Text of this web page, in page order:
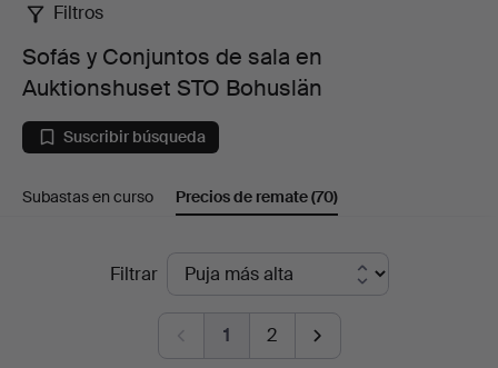
Sofás
Conjuntos
de
Auktionshuset
Filtros
Sofás y Conjuntos de sala en
Auktionshuset STO Bohuslän
Suscribir búsqueda
Subastas en curso Precios de remate(70)
Filtrar
1 2